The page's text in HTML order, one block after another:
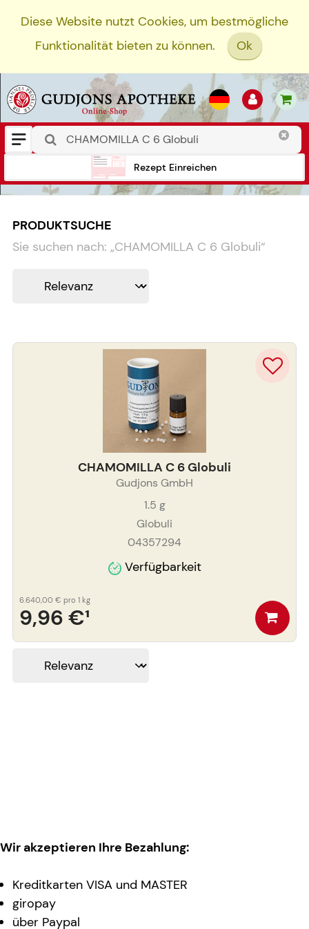
Diese Website nutzt Cookies, um bestmögliche
Funktionalität bieten zu können.
Ok
Rezept Einreichen
PRODUKTSUCHE
Sie suchen nach: „CHAMOMILLA C 6 Globuli“
CHAMOMILLA C 6 Globuli
Gudjons GmbH
1.5 g
Globuli
04357294
Verfügbarkeit
9,96 €¹
6.640,00 € pro 1 kg
Wir akzeptieren Ihre Bezahlung:
Kreditkarten VISA und MASTER
giropay
über Paypal